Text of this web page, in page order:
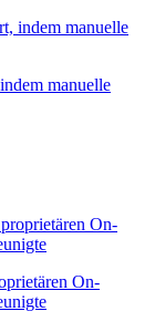
manuelle
On-